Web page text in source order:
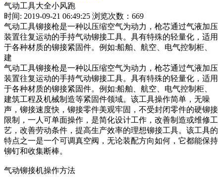
气动工具大全小风跑
时间: 2019-09-21 06:49:25 浏览次数：669
气动工具铆接枪是一种以压缩空气为动力，枪芯通过气液加压
装置往复运动的手持气动铆接工具。具有特殊的轻量化，适用
于各种材质的铆接紧固件。例如:船舶、航空、电气控制柜、
建
气动工具铆接枪是一种以压缩空气为动力，枪芯通过气液加压
装置往复运动的手持气动铆接工具。具有特殊的轻量化，适用
于各种材质的铆接紧固件。例如:船舶、航空、电气控制柜、
建筑工程及机械制造等紧固件领域。该工具操作简单，无噪
声，铆接速度快，铆接零件美观牢固，不受封闭零件的硬铆接
限制，一人可单面操作，是简化设计工作，改善制造或维修工
艺，改善劳动条件，提高生产效率的理想铆接工具。该工具的
特点之一是一个可调真空阀，无论装配方向如何，它都能保持
铆钉和收集断棒。
气动铆接机操作方法